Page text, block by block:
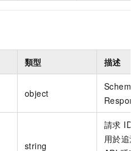
類型 描述
object
Schema
string
請求 ID
用於追溯